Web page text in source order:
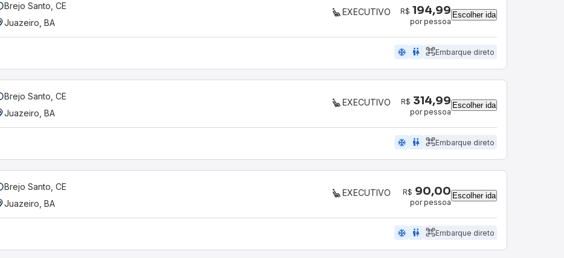
Brejo Santo, CE
Juazeiro, BA
EXECUTIVO R$ 194,99
por pessoa
Escolher ida
ac_unit wc Embarque direto
Brejo Santo, CE
Juazeiro, BA
EXECUTIVO R$ 314,99
por pessoa
Escolher ida
ac_unit wc Embarque direto
Brejo Santo, CE
Juazeiro, BA
EXECUTIVO R$ 90,00
por pessoa
Escolher ida
ac_unit wc Embarque direto